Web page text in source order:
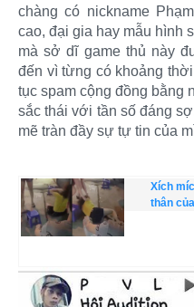
chàng có nickname
cao, đại gia hay mẫu hình
mà sở dĩ game thủ này
đến vì từng có khoảng
tục spam cộng đồng
sắc thái với tần số đáng
mẽ tràn đầy sự tự tin của
Xích
thân